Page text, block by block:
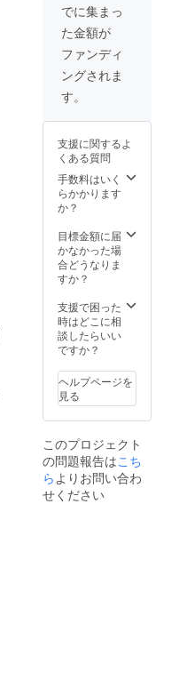
でに集まっ
た金額が
ファンディ
ングされま
す。
支援に関するよ
くある質問
手数料はいく
らかかります
か？
目標金額に届
かなかった場
合どうなりま
すか？
支援で困った
時はどこに相
談したらいい
ですか？
ヘルプページを
見る
このプロジェクト
の問題報告はこち
ら よりお問い合わ
せください